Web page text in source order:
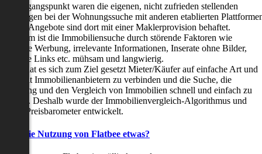
Ausgangspunkt waren die eigenen, nicht zufrieden stellenden
bei der Wohnungssuche mit anderen etablierten
alle Angebote sind dort mit einer Maklerprovision behaftet.
ist die Immobiliensuche durch störende Faktoren wie
Werbung, irrelevante Informationen, Inserate ohne Bilder,
Links etc. mühsam und langwierig.
hat es sich zum Ziel gesetzt Mieter/Käufer auf einfache Art und
mit Immobilienanbietern zu verbinden und die Suche, die
und den Vergleich von Immobilien schnell und einfach zu
Deshalb wurde der Immobilienvergleich-Algorithmus und
Preisbarometer entwickelt.
die Nutzung von Flatbee etwas?